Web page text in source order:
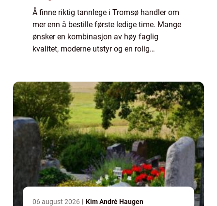
Å finne riktig tannlege i Tromsø handler om
mer enn å bestille første ledige time. Mange
ønsker en kombinasjon av høy faglig
kvalitet, moderne utstyr og en rolig
muli...
06 august 2026 Kim André Haugen